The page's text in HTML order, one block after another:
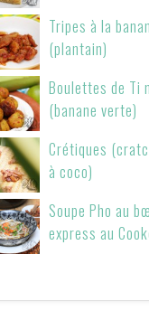
Tripes à la
(plantain)
Boulettes de Ti
(banane verte)
Crétiques
à coco)
Soupe Pho au
express au